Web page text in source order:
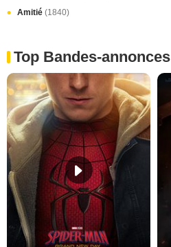
Amitié (1840)
Top Bandes-annonces